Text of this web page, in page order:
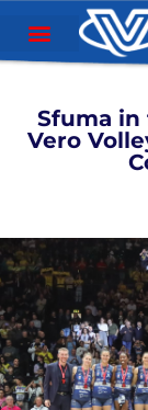
Sfuma in
Vero